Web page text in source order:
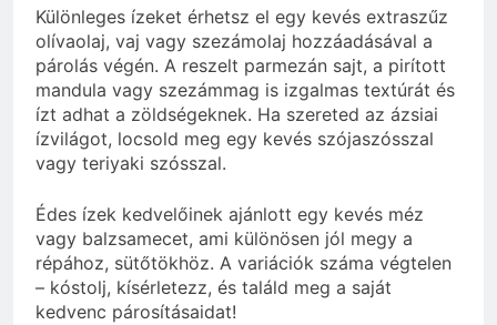
Különleges ízeket érhetsz el egy kevés extraszűz
olívaolaj, vaj vagy szezámolaj hozzáadásával a
párolás végén. A reszelt parmezán sajt, a pirított
mandula vagy szezámmag is izgalmas textúrát és
ízt adhat a zöldségeknek. Ha szereted az ázsiai
ízvilágot, locsold meg egy kevés szójaszósszal
vagy teriyaki szósszal.
Édes ízek kedvelőinek ajánlott egy kevés méz
vagy balzsamecet, ami különösen jól megy a
répához, sütőtökhöz. A variációk száma végtelen
– kóstolj, kísérletezz, és találd meg a saját
kedvenc párosításaidat!